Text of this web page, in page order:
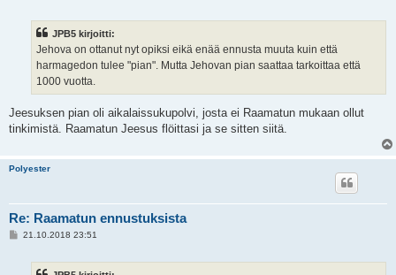
JPB5 kirjoitti:
Jehova on ottanut nyt opiksi eikä enää ennusta muuta kuin että
harmagedon tulee "pian". Mutta Jehovan pian saattaa tarkoittaa että
1000 vuotta.
Jeesuksen pian oli aikalaissukupolvi, josta ei Raamatun mukaan ollut
tinkimistä. Raamatun Jeesus flöittasi ja se sitten siitä.
Polyester
Re: Raamatun ennustuksista
V21.10.2018 23:51